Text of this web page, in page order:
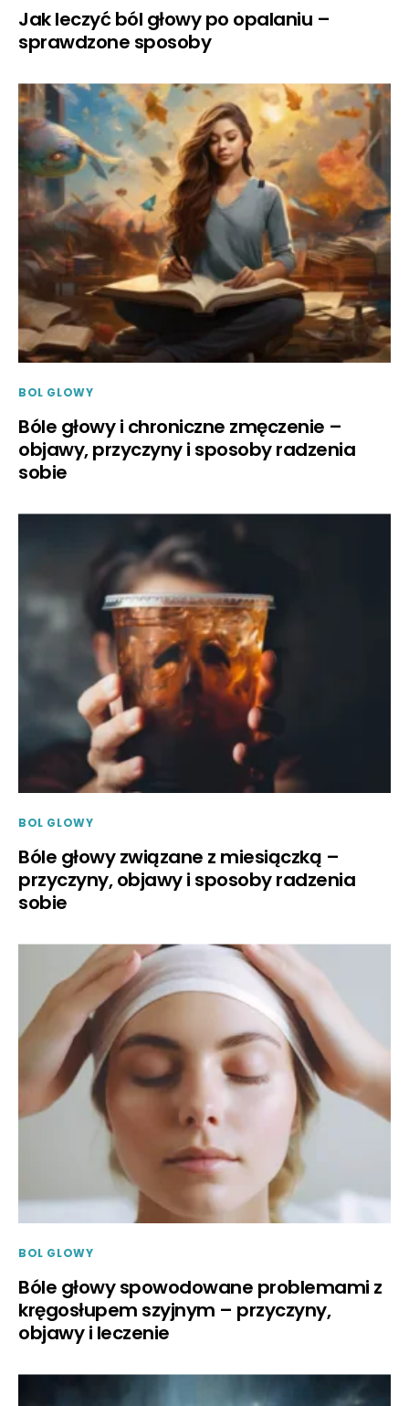
Jak leczyć ból głowy po opalaniu –
sprawdzone sposoby
BOL GLOWY
Bóle głowy i chroniczne zmęczenie –
objawy, przyczyny i sposoby radzenia
sobie
BOL GLOWY
Bóle głowy związane z miesiączką –
przyczyny, objawy i sposoby radzenia
sobie
BOL GLOWY
Bóle głowy spowodowane problemami z
kręgosłupem szyjnym – przyczyny,
objawy i leczenie